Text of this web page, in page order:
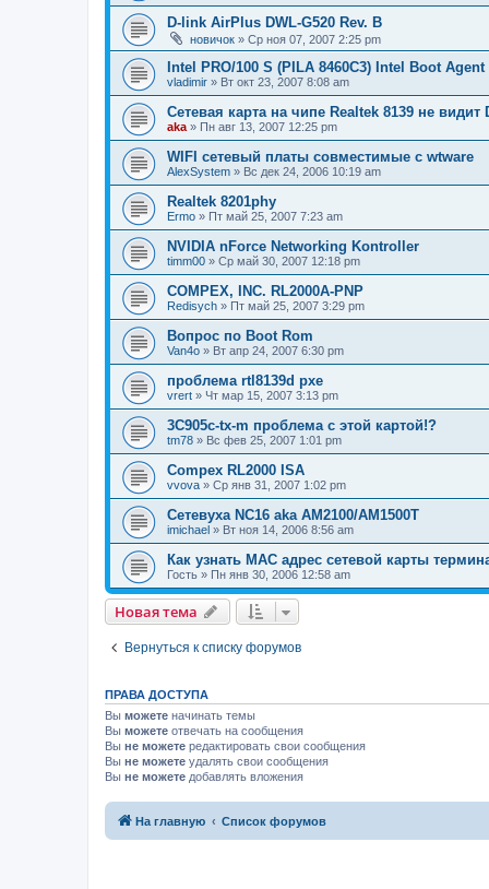
D-link AirPlus DWL-G520 Rev. B
новичок » Ср ноя 07, 2007 2:25 pm
Intel PRO/100 S (PILA 8460C3) Intel Boot Agent
vladimir » Вт окт 23, 2007 8:08 am
Сетевая карта на чипе Realtek 8139 не видит
aka » Пн авг 13, 2007 12:25 pm
WIFI сетевый платы совместимые с wtware
AlexSystem » Вс дек 24, 2006 10:19 am
Realtek 8201phy
Ermo » Пт май 25, 2007 7:23 am
NVIDIA nForce Networking Kontroller
timm00 » Ср май 30, 2007 12:18 pm
COMPEX, INC. RL2000A-PNP
Redisych » Пт май 25, 2007 3:29 pm
Вопрос по Boot Rom
Van4o » Вт апр 24, 2007 6:30 pm
проблема rtl8139d pxe
vrert » Чт мар 15, 2007 3:13 pm
3C905c-tx-m проблема с этой картой!?
tm78 » Вс фев 25, 2007 1:01 pm
Compex RL2000 ISA
vvova » Ср янв 31, 2007 1:02 pm
Сетевуха NC16 aka AM2100/AM1500T
imichael » Вт ноя 14, 2006 8:56 am
Как узнать MAC адрес сетевой карты
Гость » Пн янв 30, 2006 12:58 am
Новая тема
Вернуться к списку форумов
ПРАВА ДОСТУПА
Вы можете начинать темы
Вы можете отвечать на сообщения
Вы не можете редактировать свои сообщения
Вы не можете удалять свои сообщения
Вы не можете добавлять вложения
На главную Список форумов